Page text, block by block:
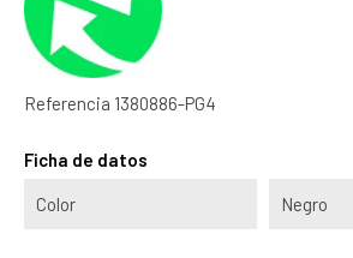
Referencia 1380886-PG4
Ficha de datos
Color Negro